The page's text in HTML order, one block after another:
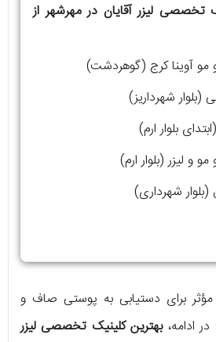
تخصصی لیزر آقایان در مهرشهر از
آوینا کرج (گوهردشت)
شهرداریز)
بلوار ارم)
و لیزر (بلوار ارم)
شهرداری)
مؤثر برای دستیابی به پوستی صاف و
ادامه،بهترین کلینیک تخصصی لیزر